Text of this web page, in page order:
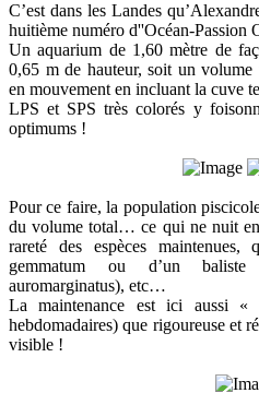
C’est dans les Landes
huitième numéro d''Océan-Passion
Un aquarium de 1,60 mètre de
0,65 m de hauteur, soit un
en mouvement en incluant la cuve
LPS et SPS très colorés y
optimums !
Pour ce faire, la population
du volume total… ce qui ne nuit
rareté des espèces maintenues,
gemmatum ou d’un baliste
auromarginatus), etc…
La maintenance est ici aussi «
hebdomadaires) que rigoureuse et
visible !